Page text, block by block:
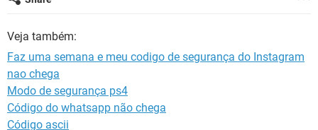
Veja também:
Faz uma semana e meu codigo de segurança do Instagram
nao chega
Modo de segurança ps4
Código do whatsapp não chega
Código ascii